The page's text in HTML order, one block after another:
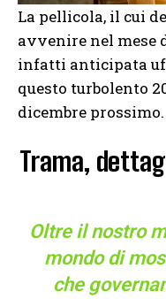
La pellicola, il cui
avvenire nel mese
infatti anticipata
questo turbolento
dicembre prossimo.
Trama,
Oltre il nostro
mondo di
che